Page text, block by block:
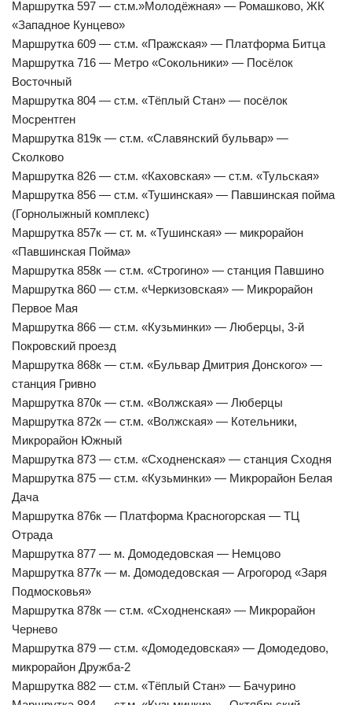
Маршрутка 597 — ст.м.»Молодёжная» — Ромашково, ЖК
«Западное Кунцево»
Маршрутка 609 — ст.м. «Пражская» — Платформа Битца
Маршрутка 716 — Метро «Сокольники» — Посёлок
Восточный
Маршрутка 804 — ст.м. «Тёплый Стан» — посёлок
Мосрентген
Маршрутка 819к — ст.м. «Славянский бульвар» —
Сколково
Маршрутка 826 — ст.м. «Каховская» — ст.м. «Тульская»
Маршрутка 856 — ст.м. «Тушинская» — Павшинская пойма
(Горнолыжный комплекс)
Маршрутка 857к — ст. м. «Тушинская» — микрорайон
«Павшинская Пойма»
Маршрутка 858к — ст.м. «Строгино» — станция Павшино
Маршрутка 860 — ст.м. «Черкизовская» — Микрорайон
Первое Мая
Маршрутка 866 — ст.м. «Кузьминки» — Люберцы, 3-й
Покровский проезд
Маршрутка 868к — ст.м. «Бульвар Дмитрия Донского» —
станция Гривно
Маршрутка 870к — ст.м. «Волжская» — Люберцы
Маршрутка 872к — ст.м. «Волжская» — Котельники,
Микрорайон Южный
Маршрутка 873 — ст.м. «Сходненская» — станция Сходня
Маршрутка 875 — ст.м. «Кузьминки» — Микрорайон Белая
Дача
Маршрутка 876к — Платформа Красногорская — ТЦ
Отрада
Маршрутка 877 — м. Домодедовская — Немцово
Маршрутка 877к — м. Домодедовская — Агрогород «Заря
Подмосковья»
Маршрутка 878к — ст.м. «Сходненская» — Микрорайон
Чернево
Маршрутка 879 — ст.м. «Домодедовская» — Домодедово,
микрорайон Дружба-2
Маршрутка 882 — ст.м. «Тёплый Стан» — Бачурино